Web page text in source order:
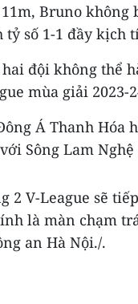
Bruno
số 1-1 đầy kịch
đội không thể
mùa giải 2023-
Á Thanh Hóa
Sông Lam Nghệ
2 V-League sẽ
là màn chạm
an Hà Nội./.